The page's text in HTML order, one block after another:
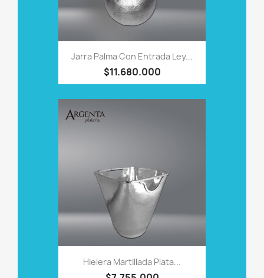
Jarra Palma Con Entrada Ley...
$11.680.000
Hielera Martillada Plata...